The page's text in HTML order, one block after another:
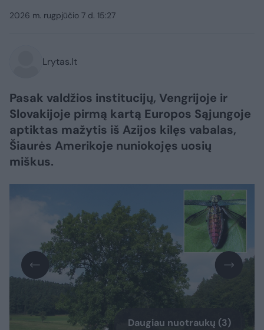
2026 m. rugpjūčio 7 d. 15:27
Lrytas.lt
Pasak valdžios institucijų, Vengrijoje ir
Slovakijoje pirmą kartą Europos Sąjungoje
aptiktas mažytis iš Azijos kilęs vabalas,
Šiaurės Amerikoje nuniokojęs uosių
miškus.
Daugiau nuotraukų (3)